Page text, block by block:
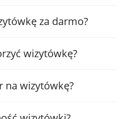
za darmo?
wizytówkę?
na wizytówkę?